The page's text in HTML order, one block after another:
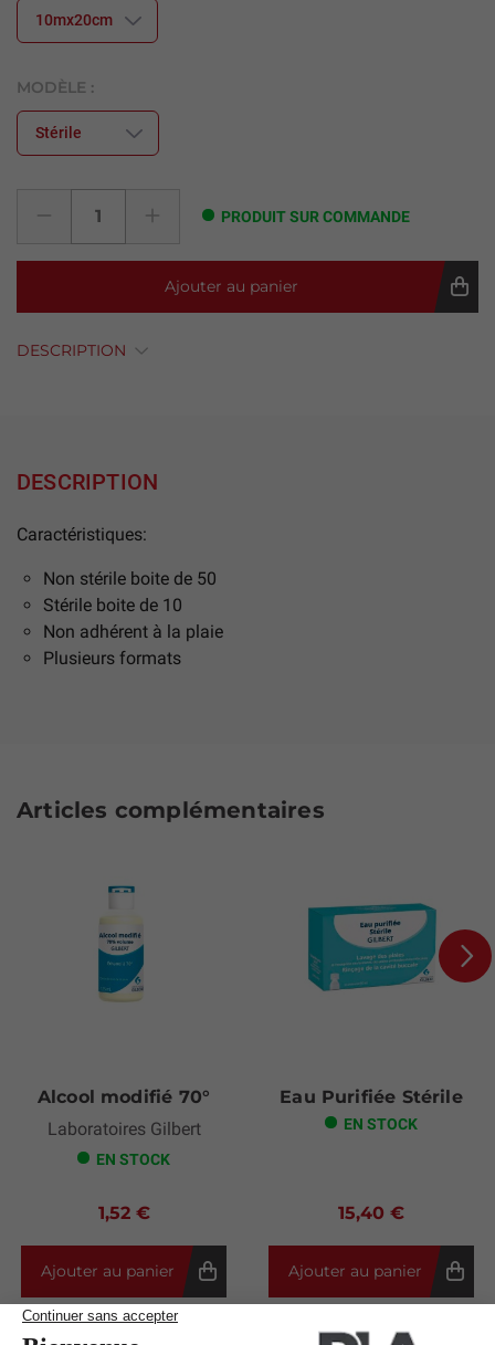
MODÈLE :
PRODUIT SUR COMMANDE
Ajouter au panier
DESCRIPTION
DESCRIPTION
Caractéristiques:
Non stérile boite de 50
Stérile boite de 10
Non adhérent à la plaie
Plusieurs formats
Articles complémentaires
Alcool modifié 70°
Laboratoires Gilbert
EN STOCK
1,52 €
Ajouter au panier
Eau Purifiée Stérile
EN STOCK
15,40 €
Ajouter au panier